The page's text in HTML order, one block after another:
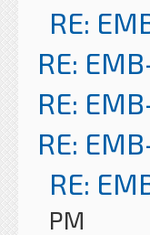
RE:
RE:
RE:
RE:
RE:
PM